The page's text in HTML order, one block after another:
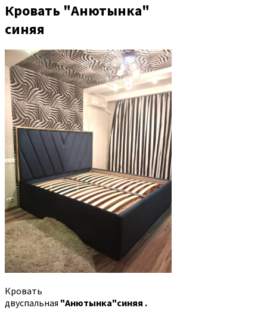
Кровать "Анютынка"
синяя
Кровать
двуспальная "Анютынка"синяя .